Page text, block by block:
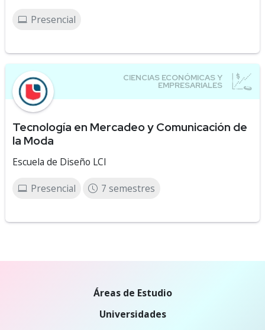
Presencial
Tecnología en Mercadeo y Comunicación de
la Moda
Escuela de Diseño LCI
Presencial 7 semestres
Áreas de Estudio
Universidades